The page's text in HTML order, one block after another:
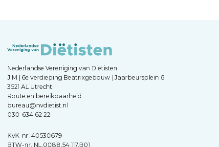
Nederlandse Vereniging van Diëtisten
JIM | 6e verdieping Beatrixgebouw | Jaarbeursplein 6
3521 AL Utrecht
Route en bereikbaarheid
bureau@nvdietist.nl
030-634 62 22
KvK-nr. 40530679
BTW-nr. NL.0088.54.117.B01